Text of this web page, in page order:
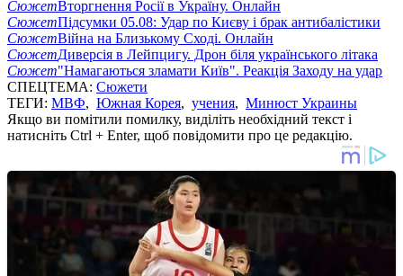
СюжетВторгнення Росії в Україну. Онлайн
СюжетПідсумки 05.08: Удар по Києву і брак антибалістики
СюжетВійна на Близькому Сході. Онлайн
СюжетДиверсія в Лейпцигу. Дрон біля українського літака
Сюжет"Намагаються зламати Київ". Реакція Заходу на удар
СПЕЦТЕМА: Сюжети
ТЕГИ: МВФ, Южная Корея, учения, Минюст Украины
Якщо ви помітили помилку, виділіть необхідний текст і
натисніть Ctrl + Enter, щоб повідомити про це редакцію.